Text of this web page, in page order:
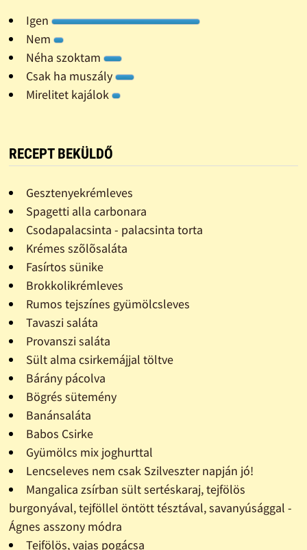
Igen
Nem
Néha szoktam
Csak ha muszály
Mirelitet kajálok
RECEPT BEKÜLDŐ
Gesztenyekrémleves
Spagetti alla carbonara
Csodapalacsinta - palacsinta torta
Krémes szõlõsaláta
Fasírtos sünike
Brokkolikrémleves
Rumos tejszínes gyümölcsleves
Tavaszi saláta
Provanszi saláta
Sült alma csirkemájjal töltve
Bárány pácolva
Bögrés sütemény
Banánsaláta
Babos Csirke
Gyümölcs mix joghurttal
Lencseleves nem csak Szilveszter napján jó!
Mangalica zsírban sült sertéskaraj, tejfölös
burgonyával, tejföllel öntött tésztával, savanyúsággal -
Ágnes asszony módra
Tejfölös, vajas pogácsa